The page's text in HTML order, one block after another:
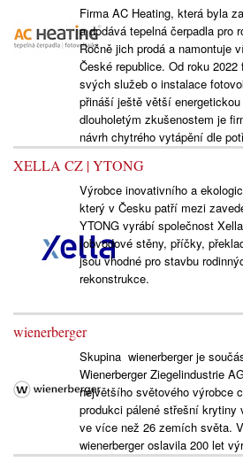
Firma AC Heating, která byla
a dodává tepelná čerpadla pro
Ročně jich prodá a namontuje
České republice. Od roku
svých služeb o instalace
přináší ještě větší
dlouholetým zkušenostem je
návrh chytrého vytápění dle
XELLA CZ | YTONG
Výrobce inovativního a
který v Česku patří mezi
YTONG vyrábí společnost
(obvodové stěny, příčky,
jsou vhodné pro stavbu
rekonstrukce.
wienerberger
Skupina wienerberger je
Wienerberger Ziegelindustrie
největšího světového výrobce
produkci pálené střešní krytiny
ve více než 26 zemích světa.
wienerberger oslavila 200 let